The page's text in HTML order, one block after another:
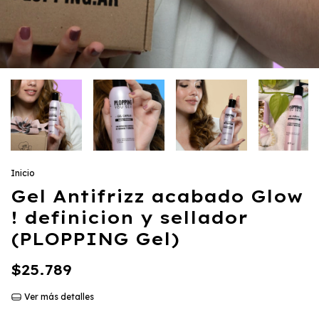
Inicio
Gel Antifrizz acabado Glow
! definicion y sellador
(PLOPPING Gel)
$25.789
Ver más detalles